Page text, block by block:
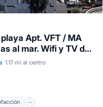
Apt. VFT / MA
al mar. Wifi y TV del
1.17 mi al centro
Calefacción